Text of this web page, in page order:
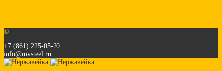
©
+7 (861) 225-05-20
info@mvsteel.ru